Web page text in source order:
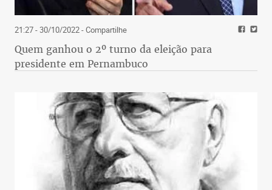
21:27 - 30/10/2022- Compartilhe
Quem ganhou o 2º turno da eleição para
presidente em Pernambuco